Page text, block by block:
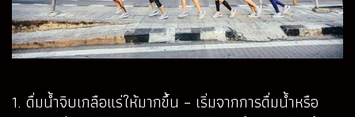
1. ดื่มน้ำจิบเกลือแร่ให้มากขึ้น – เริ่มจากการดื่มน้ำหรือ